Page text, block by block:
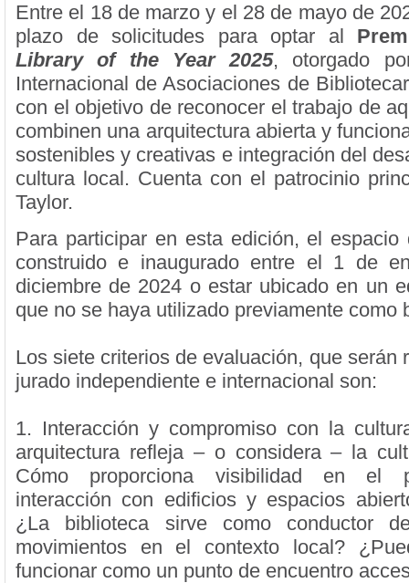
Entre el 18 de marzo y el 28 de mayo de
plazo de solicitudes para optar al
Library of the Year 2025, otorgado
Internacional de Asociaciones de
con el objetivo de reconocer el trabajo de
combinen una arquitectura abierta y
sostenibles y creativas e integración del
cultura local. Cuenta con el patrocinio
Taylor.
Para participar en esta edición, el espacio
construido e inaugurado entre el 1 de
diciembre de 2024 o estar ubicado en un
que no se haya utilizado previamente como
Los siete criterios de evaluación, que serán
jurado independiente e internacional son:
1. Interacción y compromiso con la
arquitectura refleja – o considera – la
Cómo proporciona visibilidad en el
interacción con edificios y espacios
¿La biblioteca sirve como conductor
movimientos en el contexto local?
funcionar como un punto de encuentro